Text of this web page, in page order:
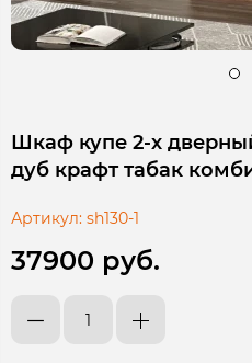
Шкаф купе 2-х
дуб крафт табак
Артикул: sh130-1
37900 руб.